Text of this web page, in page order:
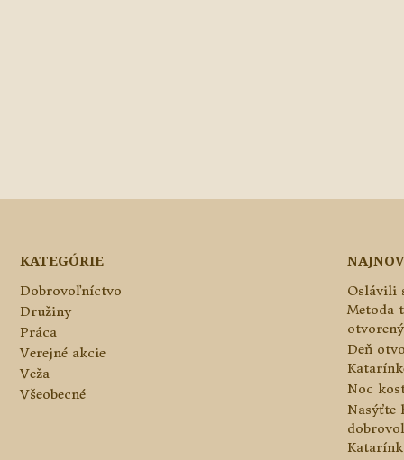
KATEGÓRIE
Dobrovoľníctvo
Družiny
Práca
Verejné akcie
Veža
Všeobecné
Oslávili
Metoda
Deň
Noc
Nasýťte